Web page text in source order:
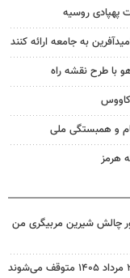
پهپادی روسیه
به جامعه ارائه کنند
با طرح نقشه راه
و همبستگی ملی
هرمز
چالش شیرین مربیگری من